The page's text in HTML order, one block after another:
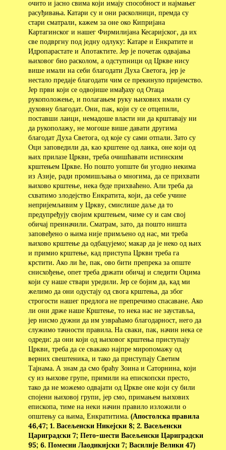
очито и јасно свима који имају способност и најмањег
расуђивања. Катари су и они расколници, премда су
стари сматрали, кажем за оне око Кипријана
Картагинског и нашег Фирмилијана Кесаријског, да их
све подвргну под једну одлуку: Катаре и Енкратите и
Идропарастате и Апотактите. Јер је почетак одвајања
њиховог био расколом, а одступници од Цркве нису
више имали на себи благодати Духа Светога, јер је
нестало предаје благодати чим се прекинуло пријемство.
Јер први који се одвојише имађаху од Отаца
рукоположење, и полагањем руку њихових имали су
духовну благодат. Они, пак, који су се отцепили,
поставши лаици, немадоше власти ни да крштавају ни
да рукополажу, не могоше више давати другима
благодат Духа Светога, од које су сами отпали. Зато су
Оци заповедили да, као крштене од лаика, оне који од
њих прилазе Цркви, треба очишћавати истинским
крштењем Цркве. Но пошто уопште би угодно некима
из Азије, ради промишљања о многима, да се прихвати
њихово крштење, нека буде прихваћено. Али треба да
схватимо злодејство Енкратита, који, да себе учине
непријемљивим у Цркву, смислише даље да то
предупређују својим крштењем, чиме су и сам свој
обичај преиначили. Сматрам, зато, да пошто ништа
заповеђено о њима није примљено од нас, ми треба
њихово крштење да одбацујемо; макар да је неко од њих
и примио крштење, кад приступа Цркви треба га
крстити. Ако ли ће, пак, ово бити препрека за опште
снисхођење, опет треба држати обичај и следити Оцима
који су наше ствари уредили. Јер се бојим да, кад ми
желимо да они одустају од свога крштења, да због
строгости нашег предлога не препречимо спасаване. Ако
ли они држе наше Крштење, то нека нас не зауставља,
јер нисмо дужни да им узвраћамо благодарност, него да
служимо тачности правила. На сваки, пак, начин нека се
одреди: да они који од њиховог крштења приступају
Цркви, треба да се свакако најпре миропомажу од
верних свештеника, и тако да приступају Светим
Тајнама. А знам да смо браћу Зоина и Саторнина, који
су из њихове групе, примили на епископски престо,
тако да не можемо одвајати од Цркве оне који су били
спојени њиховој групи, јер смо, примањем њихових
епископа, тиме на неки начин правило изложили о
општењу са њима, Енкратитима. (Апостолска правила
46,47; 1. Васељенски Никејски 8; 2. Васељенски
Цариградски 7; Пето-шести Васељенски Цариградски
95; 6. Помесни Лаодикијски 7; Василије Велики 47)